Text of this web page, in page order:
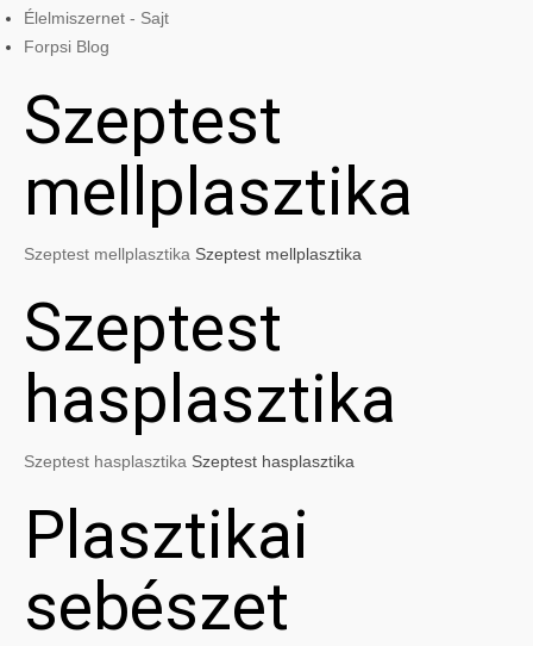
Élelmiszernet - Sajt
Forpsi Blog
Szeptest
mellplasztika
Szeptest mellplasztika Szeptest mellplasztika
Szeptest
hasplasztika
Szeptest hasplasztika Szeptest hasplasztika
Plasztikai
sebészet